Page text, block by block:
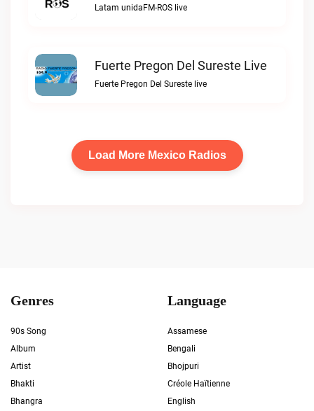
Latam unidaFM-ROS live
Fuerte Pregon Del Sureste Live
Fuerte Pregon Del Sureste live
Load More Mexico Radios
Genres
90s Song
Album
Artist
Bhakti
Bhangra
Language
Assamese
Bengali
Bhojpuri
Créole Haïtienne
English